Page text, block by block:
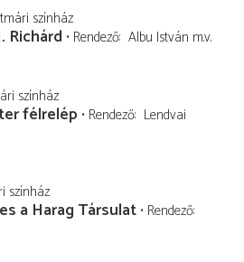
színház
Richárd Rendező Albu István m.v.
színház
félrelép Rendező Lendvai
színház
a Harag Társulat Rendező